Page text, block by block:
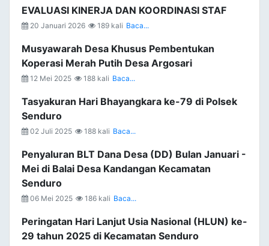
EVALUASI KINERJA DAN KOORDINASI STAF
20 Januari 2026 189 kali Baca...
Musyawarah Desa Khusus Pembentukan
Koperasi Merah Putih Desa Argosari
12 Mei 2025 188 kali Baca...
Tasyakuran Hari Bhayangkara ke-79 di Polsek
Senduro
02 Juli 2025 188 kali Baca...
Penyaluran BLT Dana Desa (DD) Bulan Januari -
Mei di Balai Desa Kandangan Kecamatan
Senduro
06 Mei 2025 186 kali Baca...
Peringatan Hari Lanjut Usia Nasional (HLUN) ke-
29 tahun 2025 di Kecamatan Senduro